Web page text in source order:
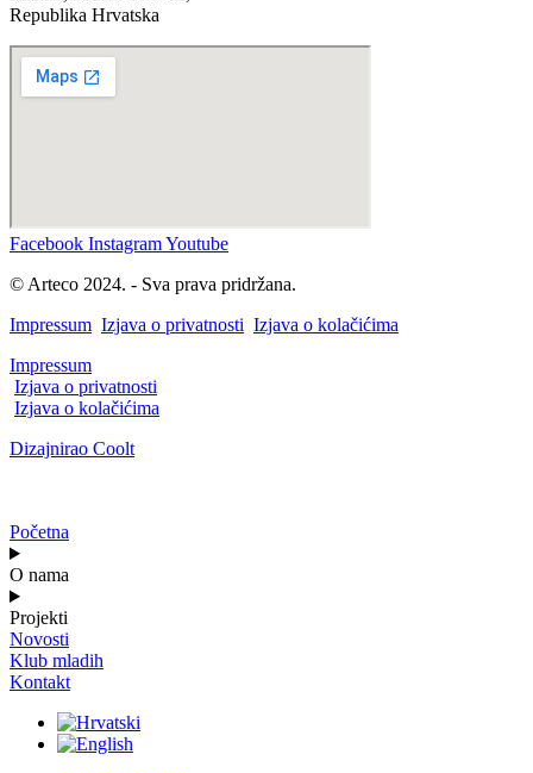
Republika Hrvatska
Facebook InstagramYoutube
© Arteco 2024. - Sva prava pridržana.
Impressum Izjava o privatnosti Izjava o kolačićima
Impressum
Izjava o privatnosti
Izjava o kolačićima
Dizajnirao Coolt
Početna
O nama
Projekti
Novosti
Klub mladih
Kontakt